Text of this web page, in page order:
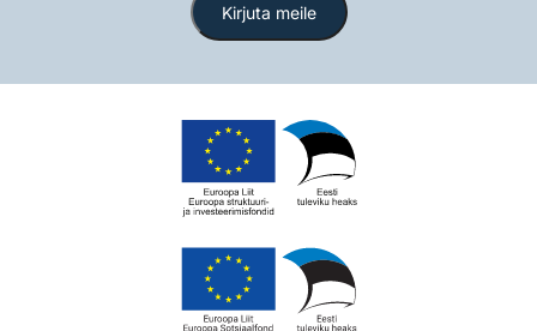
Kirjuta meile